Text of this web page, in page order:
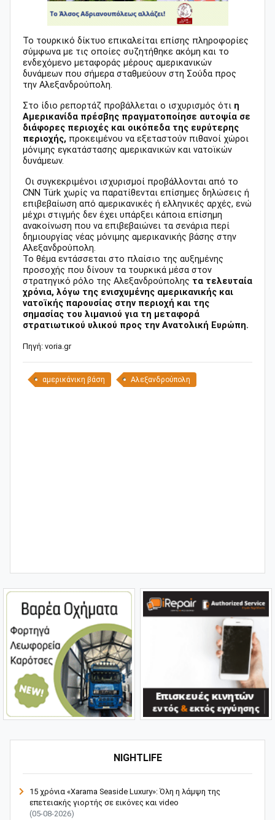
NIGHTLIFE
15 χρόνια «Xarama Seaside Luxury»: Όλη η λάμψη της
επετειακής γιορτής σε εικόνες και video
(05-08-2026)
Το τουρκικό δίκτυο επικαλείται επίσης πληροφορίες
σύμφωνα με τις οποίες συζητήθηκε ακόμη και το
ενδεχόμενο μεταφοράς μέρους αμερικανικών
δυνάμεων που σήμερα σταθμεύουν στη Σούδα προς
την Αλεξανδρούπολη.
Στο ίδιο ρεπορτάζ προβάλλεται ο ισχυρισμός ότι η
Αμερικανίδα πρέσβης πραγματοποίησε αυτοψία σε
διάφορες περιοχές και οικόπεδα της ευρύτερης
περιοχής, προκειμένου να εξεταστούν πιθανοί χώροι
μόνιμης εγκατάστασης αμερικανικών και νατοϊκών
δυνάμεων.
Οι συγκεκριμένοι ισχυρισμοί προβάλλονται από το
CNN Türk χωρίς να παρατίθενται επίσημες δηλώσεις ή
επιβεβαίωση από αμερικανικές ή ελληνικές αρχές, ενώ
μέχρι στιγμής δεν έχει υπάρξει κάποια επίσημη
ανακοίνωση που να επιβεβαιώνει τα σενάρια περί
δημιουργίας νέας μόνιμης αμερικανικής βάσης στην
Αλεξανδρούπολη.
Το θέμα εντάσσεται στο πλαίσιο της αυξημένης
προσοχής που δίνουν τα τουρκικά μέσα στον
στρατηγικό ρόλο της Αλεξανδρούπολης τα τελευταία
χρόνια, λόγω της ενισχυμένης αμερικανικής και
νατοϊκής παρουσίας στην περιοχή και της
σημασίας του λιμανιού για τη μεταφορά
στρατιωτικού υλικού προς την Ανατολική Ευρώπη.
Πηγή: voria.gr
αμερικάνικη βάση Αλεξανδρούπολη